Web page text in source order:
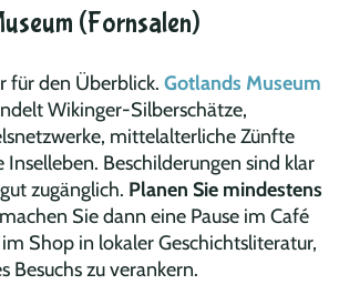
(Fornsalen)
für den Überblick. Gotlands Museum
Wikinger-Silberschätze,
mittelalterliche Zünfte
Inselleben. Beschilderungen sind klar
zugänglich. Planen Sie mindestens
Sie dann eine Pause im Café
Shop in lokaler Geschichtsliteratur,
Besuchs zu verankern.